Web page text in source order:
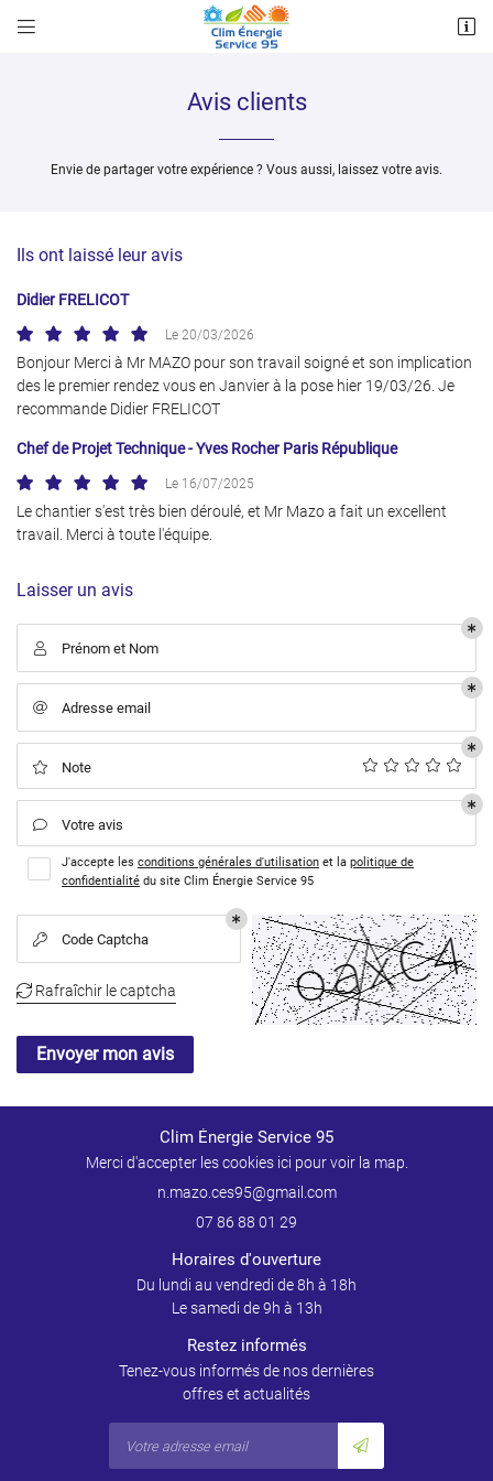

ACCUEIL
À CHALEUR AIR/AIR
VENTILATION
SANITAIRE

07 86 88 01
Restez
Inscription
 Adresse email de réception
 Recopier le code ci-contre
Rafraîchir le captcha
En cochant cette case, vous consentez à recevoir nos propositions commerciales à
utilisantle formulaire de désinscription.
Inscription
Avis clients
Envie de partager votre expérience ? Vous aussi, laissez votre avis.
Ils ont laissé leur avis
Didier FRELICOT
Le 20/03/2026
Bonjour Merci à Mr MAZO pour son travail soigné et son implication
des le premier rendez vous en Janvier à la pose hier 19/03/26. Je
recommande Didier FRELICOT
Chef de Projet Technique - Yves Rocher Paris République
Le 16/07/2025
Le chantier s'est très bien déroulé, et Mr Mazo a fait un excellent
travail. Merci à toute l'équipe.
Laisser un avis
 Prénom et Nom
 Adresse email
 Note
 Votre avis
J'accepte les conditions générales d'utilisation et la politique de
confidentialité du site Clim Énergie Service 95
 Code Captcha
 Rafraîchir le captcha
Envoyer mon avis
Clim Énergie Service 95
Merci d'accepter les cookies ici pour voir la map.
07 86 88 01 29
Horaires d'ouverture
Du lundi au vendredi de 8h à 18h
Le samedi de 9h à 13h
Restez informés
Tenez-vous informés de nos dernières
offres et actualités